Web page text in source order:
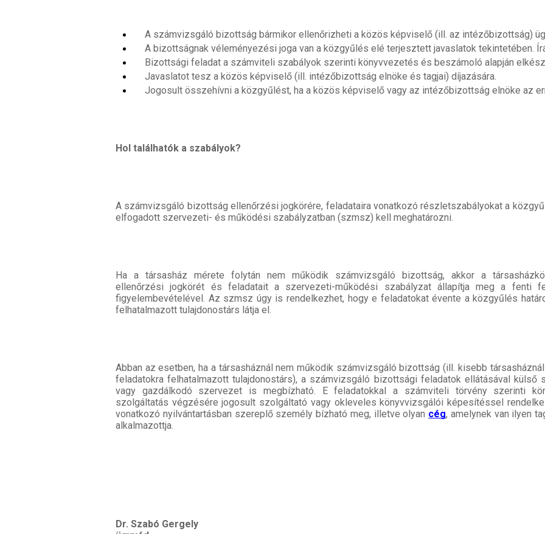
A számvizsgáló bizottság bármikor ellenőrizheti a közös képviselő (ill. az intézőbizottság)
A bizottságnak véleményezési joga van a közgyűlés elé terjesztett javaslatok
Bizottsági feladat a számviteli szabályok szerinti könyvvezetés és beszámoló alapján
Javaslatot tesz a közös képviselő (ill. intézőbizottság elnöke és tagjai) díjazására.
Jogosult összehívni a közgyűlést, ha a közös képviselő vagy az intézőbizottság elnöke az
Hol találhatók a szabályok?
A számvizsgáló bizottság ellenőrzési jogkörére, feladataira vonatkozó részletszabályokat a
elfogadott szervezeti- és működési szabályzatban (szmsz) kell meghatározni.
Ha a társasház mérete folytán nem működik számvizsgáló bizottság, akkor a
ellenőrzési jogkörét és feladatait a szervezeti-működési szabályzat állapítja meg a fenti
figyelembevételével. Az szmsz úgy is rendelkezhet, hogy e feladatokat évente a közgyűlés
felhatalmazott tulajdonostárs látja el.
Abban az esetben, ha a társasháznál nem működik számvizsgáló bizottság (ill. kisebb
feladatokra felhatalmazott tulajdonostárs), a számvizsgáló bizottsági feladatok ellátásával külső
vagy gazdálkodó szervezet is megbízható. E feladatokkal a számviteli törvény szerinti
szolgáltatás végzésére jogosult szolgáltató vagy okleveles könyvvizsgálói képesítéssel
vonatkozó nyilvántartásban szereplő személy bízható meg, illetve olyan cég, amelynek van ilyen
alkalmazottja.
Dr. Szabó Gergely